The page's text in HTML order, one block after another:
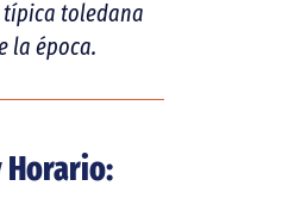
toledana
la época.
Horario: